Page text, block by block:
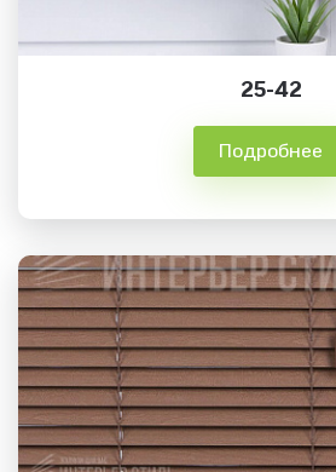
25-42
Подробнее